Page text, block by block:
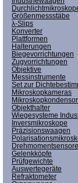
Größenmessstäbe
λ-Slips
Konverter
Plattformen
Halterungen
Biegevorrichtungen
Zugvorrichtungen
Objektive
Messinstrumente
Set zur
Mikroskopkameras
Objekthalter
Wiegesysteme
Inversmikroskope
Präzisionswaagen
Gelenkköpfe
Prüfgewichte
Auswertegeräte
Refraktometer